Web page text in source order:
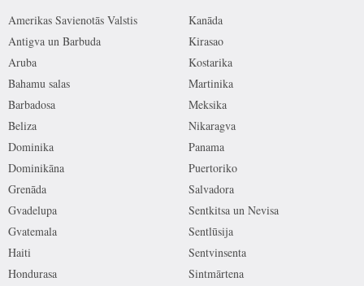
Amerikas Savienotās Valstis
Antigva un Barbuda
Aruba
Bahamu salas
Barbadosa
Beliza
Dominika
Dominikāna
Grenāda
Gvadelupa
Gvatemala
Haiti
Hondurasa
Kanāda
Kirasao
Kostarika
Martinika
Meksika
Nikaragva
Panama
Puertoriko
Salvadora
Sentkitsa un Nevisa
Sentlūsija
Sentvinsenta
Sintmārtena